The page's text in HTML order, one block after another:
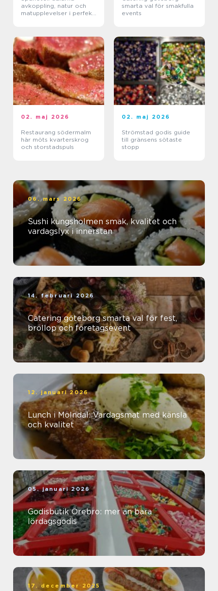
avkoppling, natur och
matupplevelser i perfekt
smarta val för smakfulla
events
02. maj 2026
Restaurang södermalm
här möts kvarterskrog
och storstadspuls
02. maj 2026
Strömstad godis guide
till gränsens sötaste
stopp
06. mars 2026
Sushi kungsholmen smak, kvalitet och
vardagslyx i innerstan
14. februari 2026
Catering göteborg smarta val för fest,
bröllop och företagsevent
12. januari 2026
Lunch i Mölndal: Vardagsmat med känsla
och kvalitet
05. januari 2026
Godisbutik Örebro: mer än bara
lördagsgodis
17. december 2025